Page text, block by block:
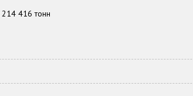
214 416 тонн